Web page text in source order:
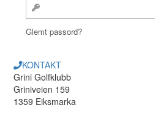
Glemt passord?
KONTAKT
Grini Golfklubb
Griniveien 159
1359 Eiksmarka